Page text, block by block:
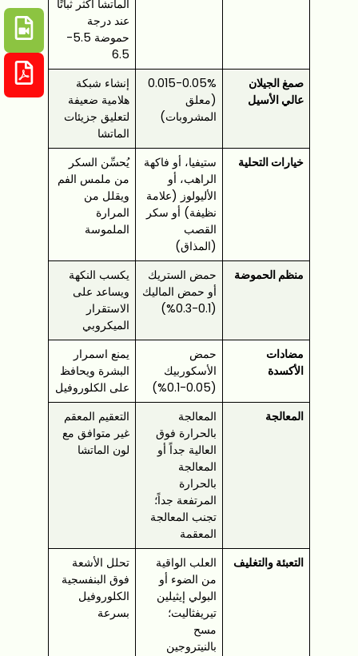
الماتشا أكثر ثباتًا
عند درجة
حموضة 5.5-
6.5
صمغ الجيلان
عالي الأسيل
0.015-0.05%
(معلق
المشروبات)
إنشاء شبكة
هلامية ضعيفة
لتعليق جزيئات
الماتشا
خيارات التحلية
ستيفيا، أو فاكهة
الراهب، أو
الأليولوز (علامة
نظيفة) أو سكر
القصب
(المذاق)
يُحسِّن السكر
من ملمس الفم
ويقلل من
المرارة
الملموسة
منظم الحموضة
حمض الستريك
أو حمض الماليك
(0.1-0.3%)
يكسب النكهة
ويساعد على
الاستقرار
الميكروبي
مضادات
الأكسدة
حمض
الأسكوربيك
(0.05-0.1%)
يمنع اسمرار
البشرة ويحافظ
على الكلوروفيل
المعالجة
المعالجة
بالحرارة فوق
العالية جداً أو
المعالجة
بالحرارة
المرتفعة جداً؛
تجنب المعالجة
المعقمة
التعقيم المعقم
غير متوافق مع
لون الماتشا
التعبئة والتغليف
العلب الواقية
من الضوء أو
البولي إيثيلين
تيريفثاليت؛
مسح
بالنيتروجين
تحلل الأشعة
فوق البنفسجية
الكلوروفيل
بسرعة